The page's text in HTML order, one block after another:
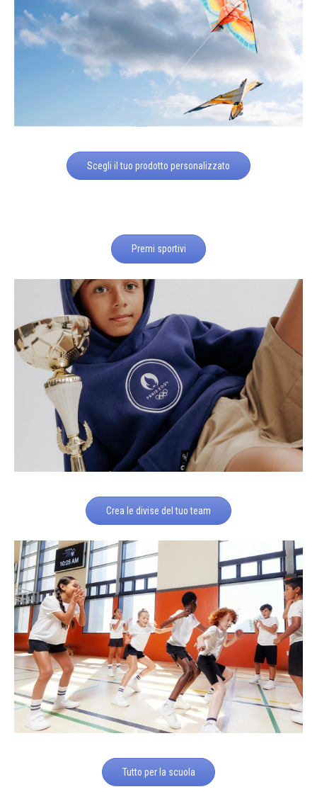
Scegli il tuo prodotto personalizzato
Premi sportivi
Crea le divise del tuo team
Tutto per la scuola